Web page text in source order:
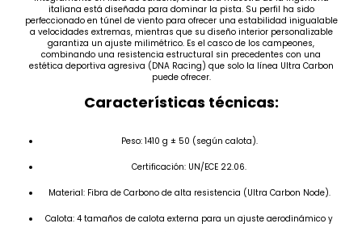
italiana está diseñada para dominar la pista. Su perfil ha sido
perfeccionado en túnel de viento para ofrecer una estabilidad inigualable
a velocidades extremas, mientras que su diseño interior personalizable
garantiza un ajuste milimétrico. Es el casco de los campeones,
combinando una resistencia estructural sin precedentes con una
estética deportiva agresiva (DNA Racing) que solo la línea Ultra Carbon
puede ofrecer.
Características técnicas:
Peso: 1410 g ± 50 (según calota).
Certificación: UN/ECE 22.06.
Material: Fibra de Carbono de alta resistencia (Ultra Carbon Node).
Calota: 4 tamaños de calota externa para un ajuste aerodinámico y